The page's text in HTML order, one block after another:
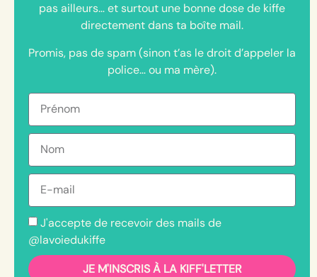
pas ailleurs… et surtout une bonne dose de kiffe
directement dans ta boîte mail.
Promis, pas de spam (sinon t’as le droit d’appeler la
police… ou ma mère).
J'accepte de recevoir des mails de
@lavoiedukiffe
JE M'INSCRIS À LA KIFF'LETTER